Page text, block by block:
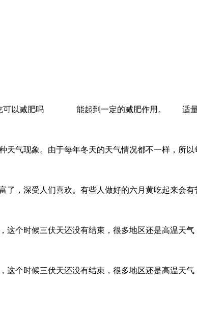
可以减肥吗 能起到一定的减肥作用。 适量的
气现象。由于每年冬天的天气情况都不一样，所
，深受人们喜欢。有些人做好的六月黄吃起来会
个时候三伏天还没有结束，很多地区还是高温天
个时候三伏天还没有结束，很多地区还是高温天